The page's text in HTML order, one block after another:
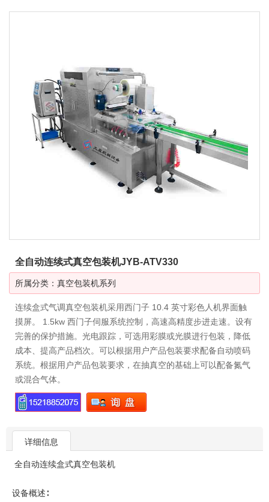
全自动连续式真空包装机JYB-ATV330
所属分类： 真空包装机系列
连续盒式气调真空包装机采用西门子 10.4 英寸彩色人机界面触
摸屏。 1.5kw 西门子伺服系统控制，高速高精度步进走速。设有
完善的保护措施。光电跟踪，可选用彩膜或光膜进行包装，降低
成本、提高产品档次。可以根据用户产品包装要求配备自动喷码
系统。根据用户产品包装要求，在抽真空的基础上可以配备氮气
或混合气体。
详细信息
全自动连续盒式真空包装机
设备概述∶